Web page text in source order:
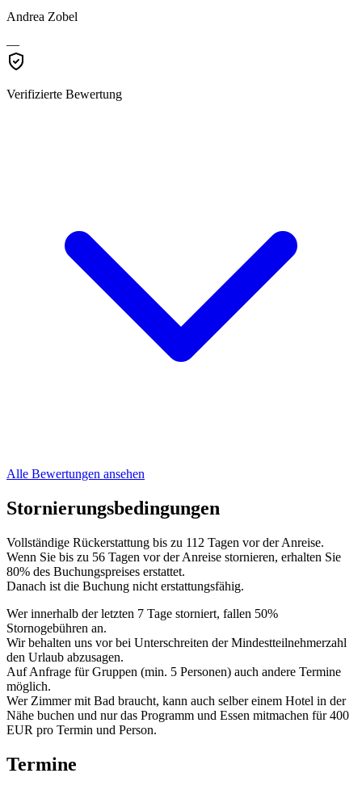
Andrea Zobel
—
Verifizierte Bewertung
Alle Bewertungen ansehen
Stornierungsbedingungen
Vollständige Rückerstattung bis zu 112 Tagen vor der Anreise.
Wenn Sie bis zu 56 Tagen vor der Anreise stornieren, erhalten Sie
80% des Buchungspreises erstattet.
Danach ist die Buchung nicht erstattungsfähig.
Wer innerhalb der letzten 7 Tage storniert, fallen 50%
Stornogebühren an.
Wir behalten uns vor bei Unterschreiten der Mindestteilnehmerzahl
den Urlaub abzusagen.
Auf Anfrage für Gruppen (min. 5 Personen) auch andere Termine
möglich.
Wer Zimmer mit Bad braucht, kann auch selber einem Hotel in der
Nähe buchen und nur das Programm und Essen mitmachen für 400
EUR pro Termin und Person.
Termine